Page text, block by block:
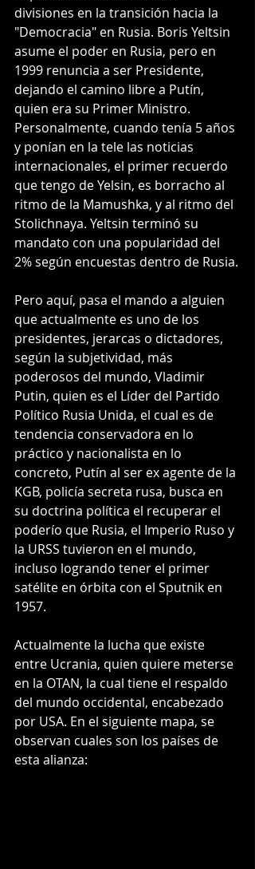
divisiones en la transición hacia la
"Democracia" en Rusia. Boris Yeltsin
asume el poder en Rusia, pero en
1999 renuncia a ser Presidente,
dejando el camino libre a Putín,
quien era su Primer Ministro.
Personalmente, cuando tenía 5 años
y ponían en la tele las noticias
internacionales, el primer recuerdo
que tengo de Yelsin, es borracho al
ritmo de la Mamushka, y al ritmo del
Stolichnaya. Yeltsin terminó su
mandato con una popularidad del
2% según encuestas dentro de Rusia.
Pero aquí, pasa el mando a alguien
que actualmente es uno de los
presidentes, jerarcas o dictadores,
según la subjetividad, más
poderosos del mundo, Vladimir
Putin, quien es el Líder del Partido
Político Rusia Unida, el cual es de
tendencia conservadora en lo
práctico y nacionalista en lo
concreto, Putín al ser ex agente de la
KGB, policía secreta rusa, busca en
su doctrina política el recuperar el
poderío que Rusia, el Imperio Ruso y
la URSS tuvieron en el mundo,
incluso logrando tener el primer
satélite en órbita con el Sputnik en
1957.
Actualmente la lucha que existe
entre Ucrania, quien quiere meterse
en la OTAN, la cual tiene el respaldo
del mundo occidental, encabezado
por USA. En el siguiente mapa, se
observan cuales son los países de
esta alianza: